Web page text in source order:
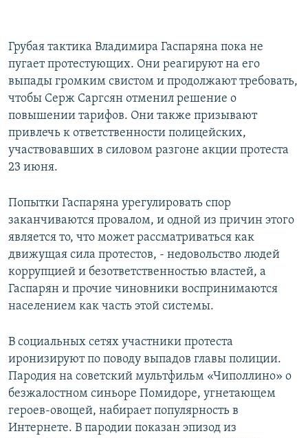
Грубая тактика Владимира Гаспаряна пока не
пугает протестующих. Они реагируют на его
выпады громким свистом и продолжают требовать,
чтобы Серж Саргсян отменил решение о
повышении тарифов. Они также призывают
привлечь к ответственности полицейских,
участвовавших в силовом разгоне акции протеста
23 июня.
Попытки Гаспаряна урегулировать спор
заканчиваются провалом, и одной из причин этого
является то, что может рассматриваться как
движущая сила протестов, - недовольство людей
коррупцией и безответственностью властей, а
Гаспарян и прочие чиновники воспринимаются
населением как часть этой системы.
В социальных сетях участники протеста
иронизируют по поводу выпадов главы полиции.
Пародия на советский мультфильм «Чиполлино» о
безжалостном синьоре Помидоре, угнетающем
героев-овощей, набирает популярность в
Интернете. В пародии показан эпизод из